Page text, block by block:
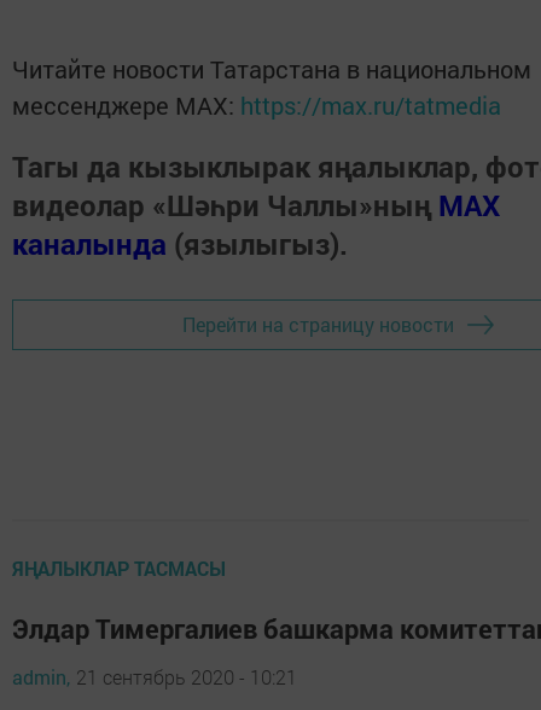
Читайте новости Татарстана в национальном
мессенджере MАХ: https://max.ru/tatmedia
Тагы да кызыклырак яңалыклар,
видеолар «Шәһри Чаллы»ның MAX
каналында (язылыгыз).
Перейти на страницу новости
ЯҢАЛЫКЛАР ТАСМАСЫ
Элдар Тимергалиев башкарма
admin, 21 сентябрь 2020 - 10:21